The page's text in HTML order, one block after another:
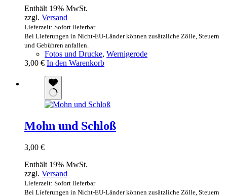
Enthält 19% MwSt.
zzgl. Versand
Lieferzeit: Sofort lieferbar
Bei Lieferungen in Nicht-EU-Länder können zusätzliche Zölle, Steuern
und Gebühren anfallen.
Fotos und Drucke, Wernigerode
3,00 € In den Warenkorb
Mohn und Schloß
3,00 €
Enthält 19% MwSt.
zzgl. Versand
Lieferzeit: Sofort lieferbar
Bei Lieferungen in Nicht-EU-Länder können zusätzliche Zölle, Steuern